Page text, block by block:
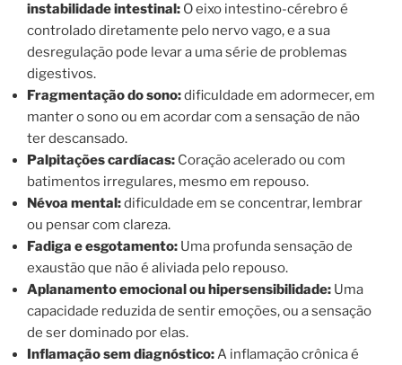
instabilidade intestinal: O eixo intestino-cérebro é
controlado diretamente pelo nervo vago, e a sua
desregulação pode levar a uma série de problemas
digestivos.
Fragmentação do sono:dificuldade em adormecer, em
manter o sono ou em acordar com a sensação de não
ter descansado.
Palpitações cardíacas: Coração acelerado ou com
batimentos irregulares, mesmo em repouso.
Névoa mental:dificuldade em se concentrar, lembrar
ou pensar com clareza.
Fadiga e esgotamento: Uma profunda sensação de
exaustão que não é aliviada pelo repouso.
Aplanamento emocional ou hipersensibilidade: Uma
capacidade reduzida de sentir emoções, ou a sensação
de ser dominado por elas.
Inflamação sem diagnóstico:A inflamação crônica é